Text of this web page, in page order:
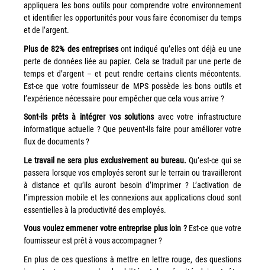
Capture numérisation de documents
RISC Box
Services
Audit de Sécurité Informatique
Sécurité des Réseaux
Sécurité des périphériques d’impression
Gestion des documents
ConnectKey®
Service de Gestion d’impression (MPS)
Notre équipe
Grand Lyon
Lyon Techlid
appliquera les bons outils pour comprendre votre environnement
et identifier les opportunités pour vous faire économiser du temps
et de l’argent.
Plus de 82% des entreprisesont indiqué qu’elles ont déjà eu une
perte de données liée au papier. Cela se traduit par une perte de
temps et d’argent – et peut rendre certains clients mécontents.
Est-ce que votre fournisseur de MPS possède les bons outils et
l’expérience nécessaire pour empêcher que cela vous arrive ?
Sont-ils prêts à intégrer vos solutionsavec votre infrastructure
informatique actuelle ? Que peuvent-ils faire pour améliorer votre
flux de documents ?
Le travail ne sera plus exclusivement au bureau. Qu’est-ce qui se
passera lorsque vos employés seront sur le terrain ou travailleront
à distance et qu’ils auront besoin d’imprimer ? L’activation de
l’impression mobile et les connexions aux applications cloud sont
essentielles à la productivité des employés.
Vous voulez emmener votre entreprise plus loin ?Est-ce que votre
fournisseur est prêt à vous accompagner ?
En plus de ces questions à mettre en lettre rouge, des questions